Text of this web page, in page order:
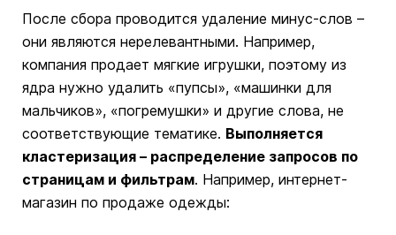
После сбора проводится удаление минус-слов –
они являются нерелевантными. Например,
компания продает мягкие игрушки, поэтому из
ядра нужно удалить «пупсы», «машинки для
мальчиков», «погремушки» и другие слова, не
соответствующие тематике. Выполняется
кластеризация – распределение запросов по
страницам и фильтрам. Например, интернет-
магазин по продаже одежды: